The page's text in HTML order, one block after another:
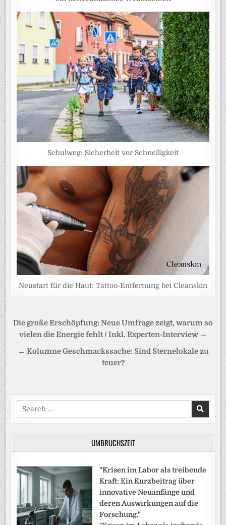
Schulweg: Sicherheit vor Schnelligkeit
Neustart für die Haut: Tattoo-Entfernung bei Cleanskin
Beitragsnavigation
Die große Erschöpfung: Neue Umfrage zeigt, warum so
vielen die Energie fehlt / Inkl. Experten-Interview →
← Kolumne Geschmackssache: Sind Sternelokale zu
teuer?
Search
for:
UMBRUCHSZEIT
"Krisen im Labor als treibende
Kraft: Ein Kurzbeitrag über
innovative Neuanfänge und
deren Auswirkungen auf die
Forschung."